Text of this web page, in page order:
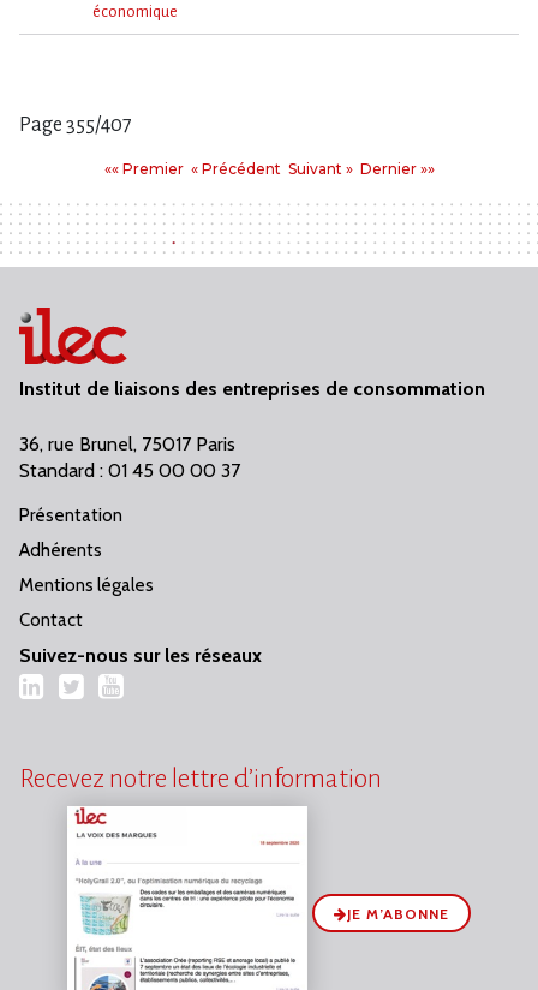
Mot(s)-
économique
Page 355/407
«« PremierPremier
« PrécédentPrécédent
Suivant
Suivant » Dernier
Dernier »»
Institut de liaisons des entreprises de consommation
36, rue Brunel, 75017 Paris
Standard : 01 45 00 00 37
Présentation
Adhérents
Mentions légales
Contact
Suivez-nous sur les réseaux
LinkedIn
TwitterYouTube
Recevez notre lettre d’information
JE M’ABONNE